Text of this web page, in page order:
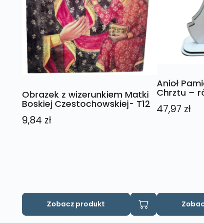
Obrazek z wizerunkiem Matki
Boskiej Czestochowskiej- T12
9,84 zł
Zobacz produkt
Anioł
Chrztu –
47,97 zł